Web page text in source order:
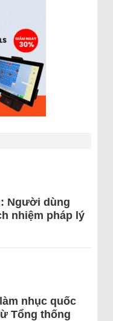
Người dùng
nhiệm pháp lý
nhục quốc
Tổng thống